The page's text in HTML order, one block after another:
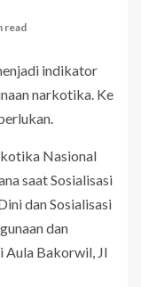
read
indikator
narkotika. Ke
Nasional
saat Sosialisasi
dan Sosialisasi
dan
Aula Bakorwil, Jl